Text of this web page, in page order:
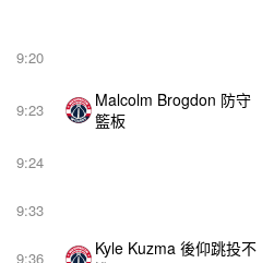
9:36
Kyle Kuzma 後仰跳投不
9:33
9:24
9:23
Malcolm Brogdon 防守
籃板
9:20